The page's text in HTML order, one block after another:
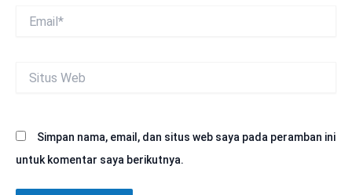
Web
Simpan nama, email, dan situs web saya pada peramban ini
untuk komentar saya berikutnya.